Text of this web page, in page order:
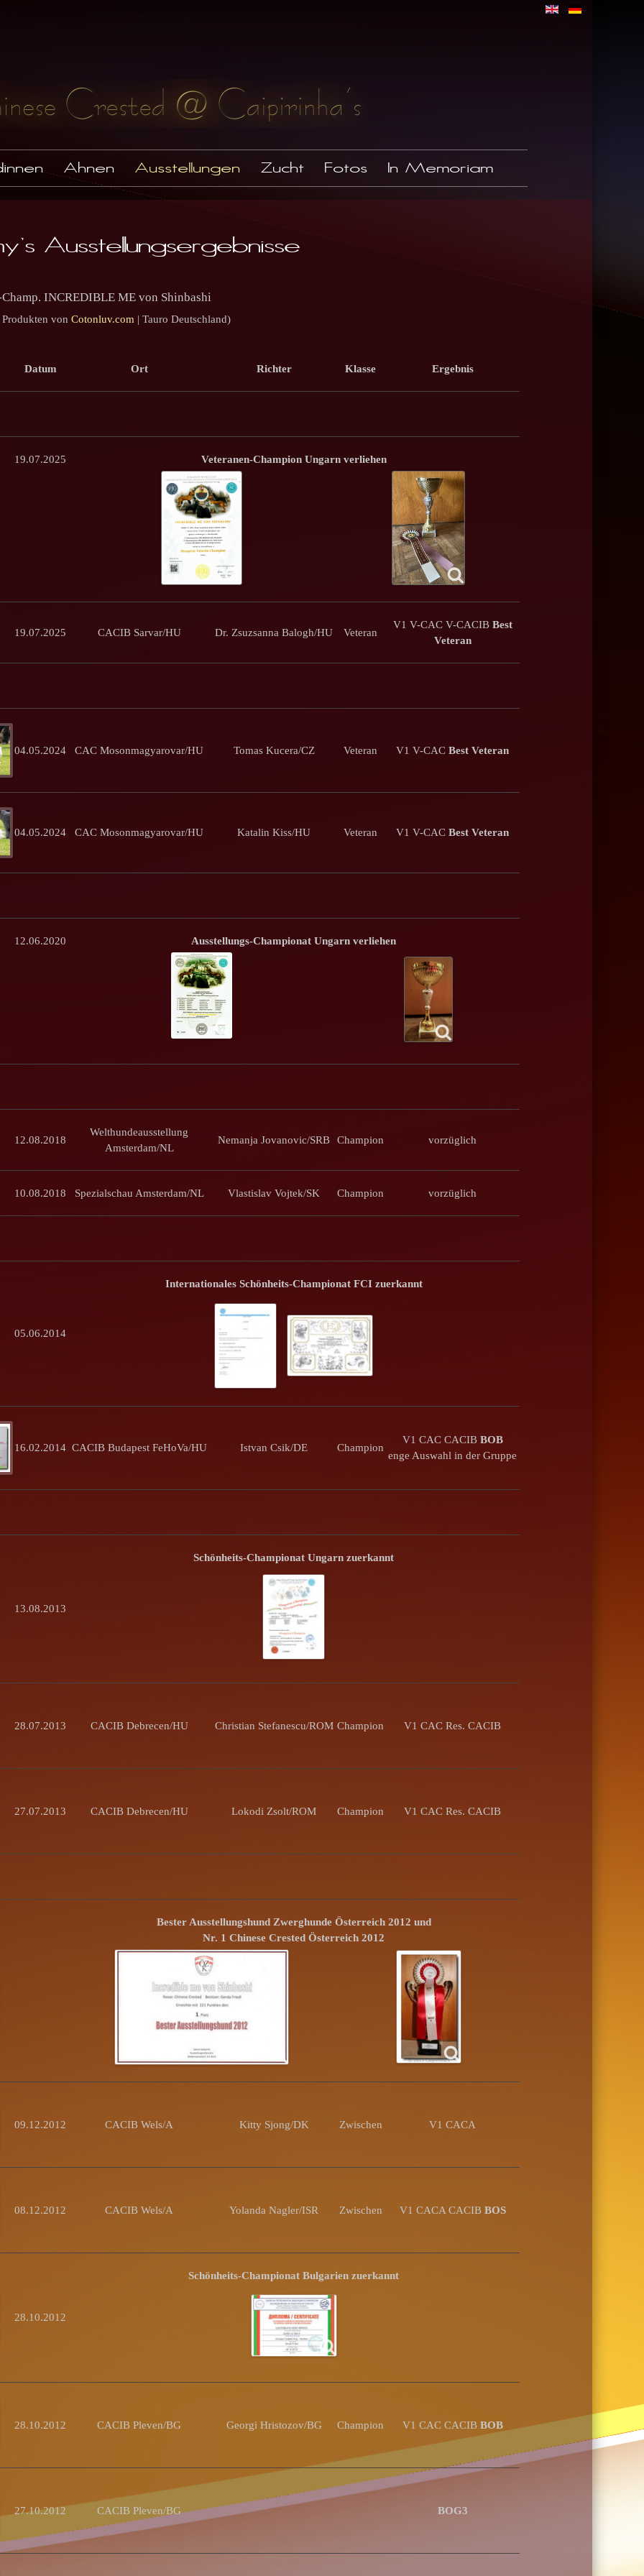
Ahnen Ausstellungen Zucht Fotos In Memoriam
Ausstellungsergebnisse
INCREDIBLE ME von Shinbashi
von Cotonluv.com | Tauro Deutschland)
Datum Ort Richter Klasse Ergebnis
19.07.2025 Veteranen-Champion Ungarn verliehen
19.07.2025 CACIB Sarvar/HU Dr. Zsuzsanna Balogh/HU Veteran
V1 V-CAC V-CACIB Best
Veteran
04.05.2024 CAC Mosonmagyarovar/HU Tomas Kucera/CZ Veteran V1 V-CAC Best Veteran
04.05.2024 CAC Mosonmagyarovar/HU Katalin Kiss/HU Veteran V1 V-CAC Best Veteran
12.06.2020 Ausstellungs-Championat Ungarn verliehen
12.08.2018
Welthundeausstellung
Amsterdam/NL
Nemanja Jovanovic/SRB Champion vorzüglich
10.08.2018 Spezialschau Amsterdam/NL Vlastislav Vojtek/SK Champion vorzüglich
05.06.2014
Internationales Schönheits-Championat FCI zuerkannt
16.02.2014 CACIB Budapest FeHoVa/HU Istvan Csik/DE Champion
V1 CAC CACIB BOB
enge Auswahl in der Gruppe
13.08.2013
Schönheits-Championat Ungarn zuerkannt
28.07.2013 CACIB Debrecen/HU Christian Stefanescu/ROM Champion V1 CAC Res. CACIB
27.07.2013 CACIB Debrecen/HU Lokodi Zsolt/ROM Champion V1 CAC Res. CACIB
Bester Ausstellungshund Zwerghunde Österreich 2012 und
Nr. 1 Chinese Crested Österreich 2012
09.12.2012 CACIB Wels/A Kitty Sjong/DK Zwischen V1 CACA
08.12.2012 CACIB Wels/A Yolanda Nagler/ISR Zwischen V1 CACA CACIB BOS
28.10.2012
Schönheits-Championat Bulgarien zuerkannt
28.10.2012 CACIB Pleven/BG Georgi Hristozov/BG Champion V1 CAC CACIB BOB
27.10.2012 CACIB Pleven/BG BOG3